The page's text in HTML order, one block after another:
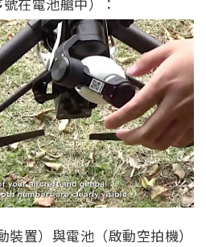
置）與電池（啟動空拍機）